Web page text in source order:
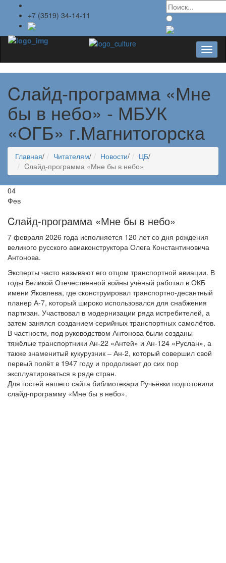
+7 (3519) 34-14-11
Cлайд-программа «Мне
бы в небо» - МБУК
«ОГБ» г.Магнитогорска
Главная/ Читателям/ Новости/ ЦБ/
Cлайд-программа «Мне бы в небо»
04
Фев
Cлайд-программа «Мне бы в небо»
7 февраля 2026 года исполняется 120 лет со дня рождения
великого русского авиаконструктора Олега Константиновича
Антонова.
Эксперты часто называют его отцом транспортной авиации. В
годы Великой Отечественной войны учёный работал в ОКБ
имени Яковлева, где сконструировал транспортно-десантный
планер А-7, который широко использовался для снабжения
партизан. Участвовал в модернизации ряда истребителей, а
затем занялся созданием серийных транспортных самолётов.
В частности, под руководством Антонова были созданы
тяжёлые транспортники Ан-22 «Антей» и Ан-124 «Руслан», а
также знаменитый кукурузник – Ан-2, который совершил свой
первый полёт в 1947 году и продолжает до сих пор
эксплуатироваться в ряде стран.
Для гостей нашего сайта библиотекари Ручьёвки подготовили
слайд-программу «Мне бы в небо».